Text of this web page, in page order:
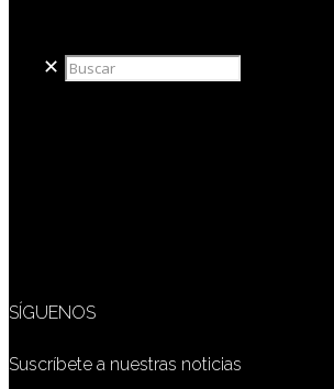
✕
SÍGUENOS
Suscríbete a nuestras noticias